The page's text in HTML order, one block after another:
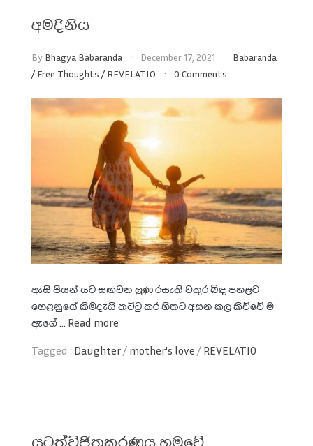
අමදිනිය
By Bhagya Babaranda December 17, 2021
Babaranda
/ Free Thoughts / REVELATIO 0 Comments
ඇසි පියන් යට සඟවන ලුණු රසැති වතුර බිඳ පහළට
හෙළනුයේ කිමදැයි තට්ටු කර හිතට අසන කල කිව්වේ ම
ඇගේ ... Read more
Tagged : Daughter/ mother's love / REVELATIO
යටත්විජිතකරණය හමුවේ